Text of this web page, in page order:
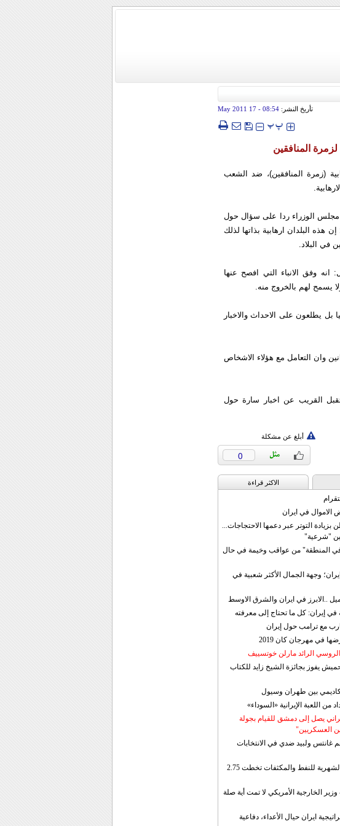
تأريخ النشر:08:54
- 17 May 2011
‍‍‍ پپ
المنافقين
(زمرة المنافقين)، ضد الشعب
الوزراء ردا على سؤال حول
هذه البلدان ارهابية بذاتها لذلك
في البلاد.
وفق الانباء التي افصح عنها
يسمح لهم بالخروج منه.
يطلعون على الاحداث والاخبار
وان التعامل مع هؤلاء الاشخاص
القريب عن اخبار سارة حول
أبلغ عن مشكلة
0
الاکثر قراءة
الاموال في ايران
بزيادة التوتر عبر دعمها الاحتجاجات...
"شرعية"
في المنطقة" من عواقب وخيمة في حال
وجهة الجمال الأكثر شعبية في
..الابرز في ايران والشرق الاوسط
في إيران: كل ما تحتاج إلى معرفته
مع ترامب حول إيران
الرائد مارلن خوتسييف
يفوز بجائزة الشيخ زايد للكتاب
بين طهران وسيول
من اللعبة الإيرانية «السوداء»
يصل إلى دمشق للقيام بجولة
العسكريين"
غانتس ولبيد ضدي في الانتخابات
إيران: الصادرات الشهریة للنفط والمكثفات تخطت 2.75
الخارجية الأمريكي لا تمت أية صلة
ايران حيال الأعداء، دفاعية